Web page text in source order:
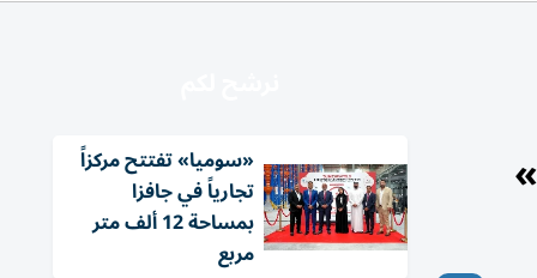
«سوميا» تفتتح مركزاً
تجارياً في جافزا
بمساحة 12 ألف متر
مربع